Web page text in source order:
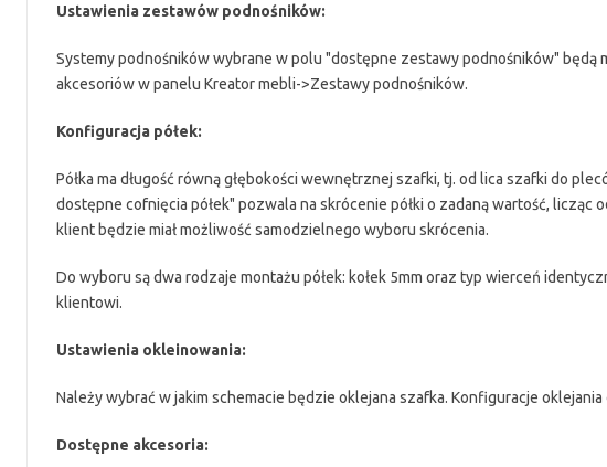
Ustawienia zestawów podnośników:
Systemy podnośników wybrane w polu "dostępne zestawy podnośników" będą
akcesoriów w panelu Kreator mebli->Zestawy podnośników.
Konfiguracja półek:
Półka ma długość równą głębokości wewnętrznej szafki, tj. od lica szafki do
dostępne cofnięcia półek" pozwala na skrócenie półki o zadaną wartość,
klient będzie miał możliwość samodzielnego wyboru skrócenia.
Do wyboru są dwa rodzaje montażu półek: kołek 5mm oraz typ wierceń
klientowi.
Ustawienia okleinowania:
Należy wybrać w jakim schemacie będzie oklejana szafka. Konfiguracje
Dostępne akcesoria: